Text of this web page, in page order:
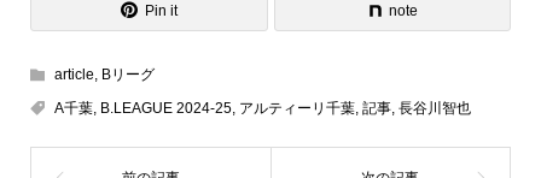
Pin it note
article Bリーグ
A千葉, B.LEAGUE 2024-25, アルティーリ千葉, 記事, 長谷川智也